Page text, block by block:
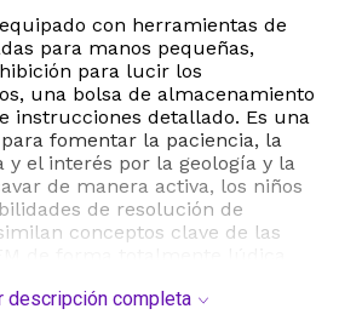
con herramientas de
para manos pequeñas,
para lucir los
una bolsa de almacenamiento
instrucciones detallado. Es una
fomentar la paciencia, la
y el interés por la geología y la
de manera activa, los niños
de resolución de
conceptos clave de las
es perfecto para
descripción completa